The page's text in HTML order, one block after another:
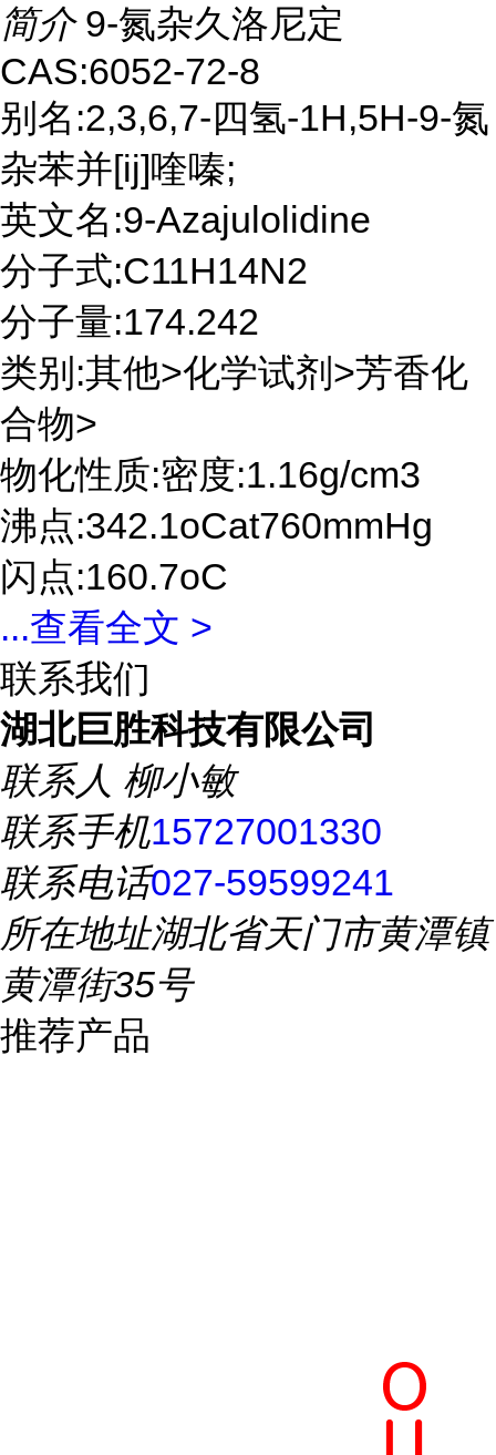
简介 9-氮杂久洛尼定
CAS:6052-72-8
别名:2,3,6,7-四氢-1H,5H-9-氮
杂苯并[ij]喹嗪;
英文名:9-Azajulolidine
分子式:C11H14N2
分子量:174.242
类别:其他>化学试剂>芳香化
合物>
物化性质:密度:1.16g/cm3
沸点:342.1oCat760mmHg
闪点:160.7oC
...查看全文 >
联系我们
湖北巨胜科技有限公司
联系人 柳小敏
联系手机15727001330
联系电话027-59599241
所在地址湖北省天门市黄潭镇
黄潭街35号
推荐产品